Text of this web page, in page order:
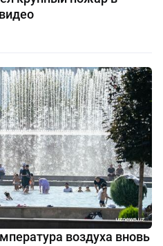
воздуха вновь